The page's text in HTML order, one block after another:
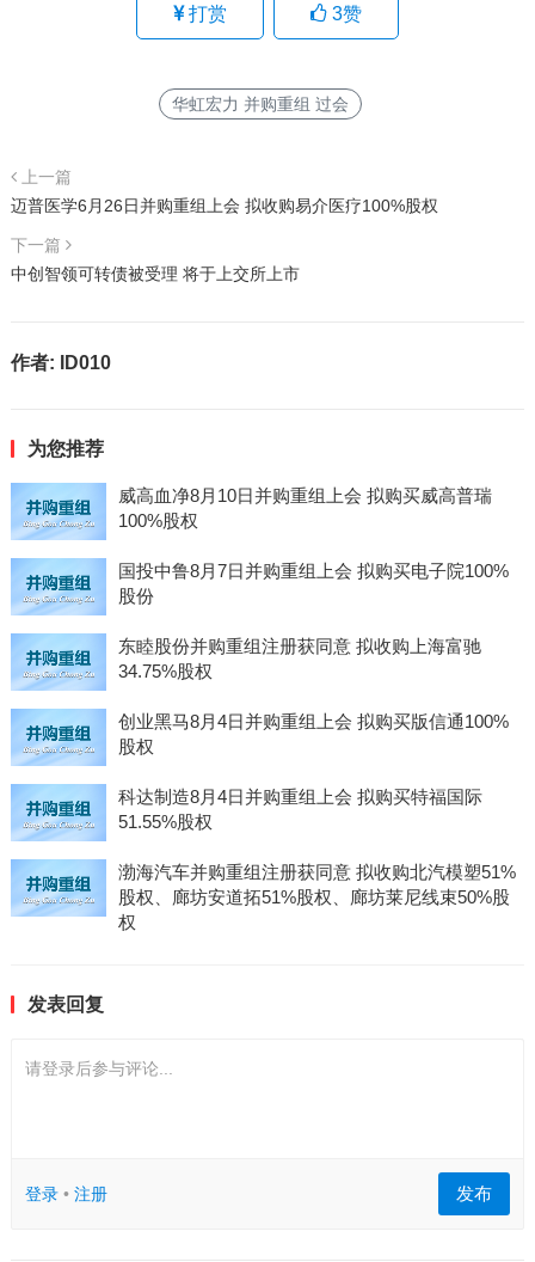
打赏 3赞
华虹宏力 并购重组 过会
上一篇
迈普医学6月26日并购重组上会 拟收购易介医疗100%股权
下一篇
中创智领可转债被受理 将于上交所上市
作者: ID010
为您推荐
威高血净8月10日并购重组上会 拟购买威高普瑞
100%股权
国投中鲁8月7日并购重组上会 拟购买电子院100%
股份
东睦股份并购重组注册获同意 拟收购上海富驰
34.75%股权
创业黑马8月4日并购重组上会 拟购买版信通100%
股权
科达制造8月4日并购重组上会 拟购买特福国际
51.55%股权
渤海汽车并购重组注册获同意 拟收购北汽模塑51%
股权、廊坊安道拓51%股权、廊坊莱尼线束50%股
权
发表回复
请登录后参与评论...
登录• 注册 发布